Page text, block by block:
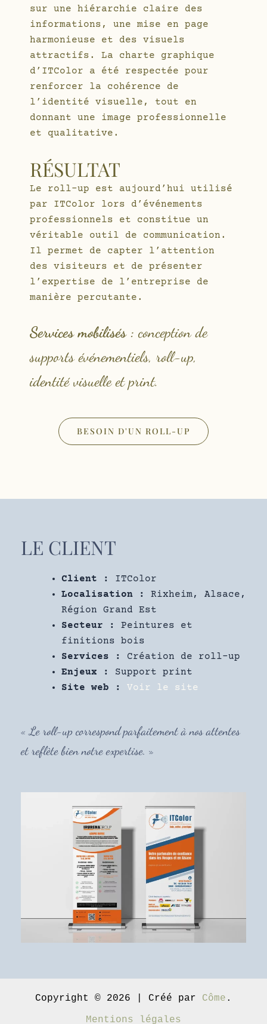
sur une hiérarchie claire des
informations, une mise en page
harmonieuse et des visuels
attractifs. La charte graphique
d’ITColor a été respectée pour
renforcer la cohérence de
l’identité visuelle, tout en
donnant une image professionnelle
et qualitative.
RÉSULTAT
Le roll-up est aujourd’hui utilisé
par ITColor lors d’événements
professionnels et constitue un
véritable outil de communication.
Il permet de capter l’attention
des visiteurs et de présenter
l’expertise de l’entreprise de
manière percutante.
Services mobilisés : conception de
supports événementiels, roll-up,
identité visuelle et print.
BESOIN D'UN ROLL-UP
LE CLIENT
Client :
ITColor
Localisation :
Rixheim, Alsace,
Région Grand Est
Secteur :
Peintures et
finitions bois
Services :
Création de roll-up
Enjeux :
Support print
Site web : Voir le site
« Le roll-up correspond parfaitement à nos attentes
et reflète bien notre expertise. »
Copyright © 2026 | Créé par Côme .
Mentions légales